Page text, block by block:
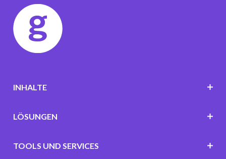
INHALTE
LÖSUNGEN
TOOLS UND SERVICES